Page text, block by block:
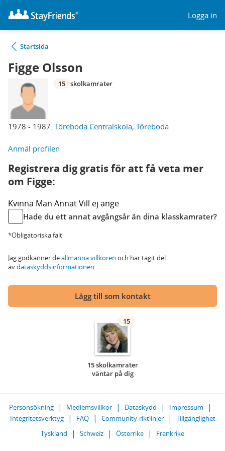
Logga in
Startsida
Figge Olsson
1978 - 1987: Töreboda Centralskola, Töreboda
15 skolkamrater
Anmäl profilen
Registrera dig gratis för att få veta mer
om Figge:
Kvinna Man AnnatVill ej ange
Hade du ett annat avgångsår än dina klasskamrater?
*Obligatoriska fält
Jag godkänner deallmänna villkoren och har tagit del
avdataskyddsinformationen.
Lägg till som kontakt
15
15 skolkamrater
väntar på dig
Personsökning Medlemsvillkor Dataskydd
Impressum
Integritetsverktyg
FAQ Community-riktlinjer
Tillgänglighet
Tyskland
Schweiz Österrike Frankrike